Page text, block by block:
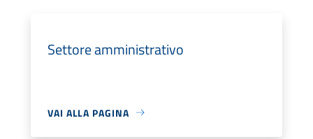
Settore amministrativo
VAI ALLA PAGINA